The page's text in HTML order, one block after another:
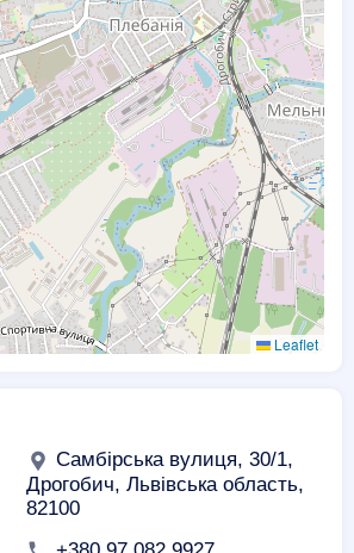
Leaflet
Самбірська вулиця, 30/1,
Дрогобич, Львівська область,
82100